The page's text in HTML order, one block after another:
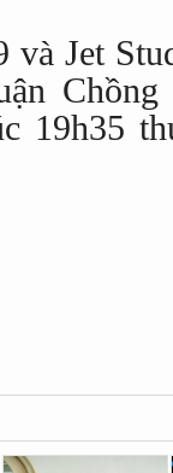
Jet
19h35